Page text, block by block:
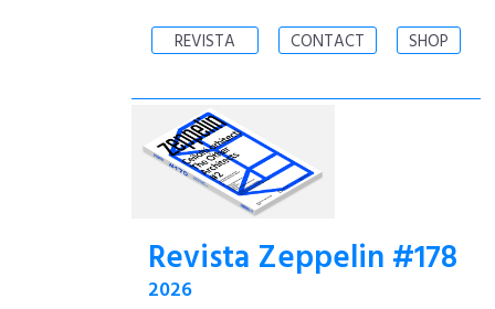
REVISTA CONTACT SHOP
Revista Zeppelin #178
2026